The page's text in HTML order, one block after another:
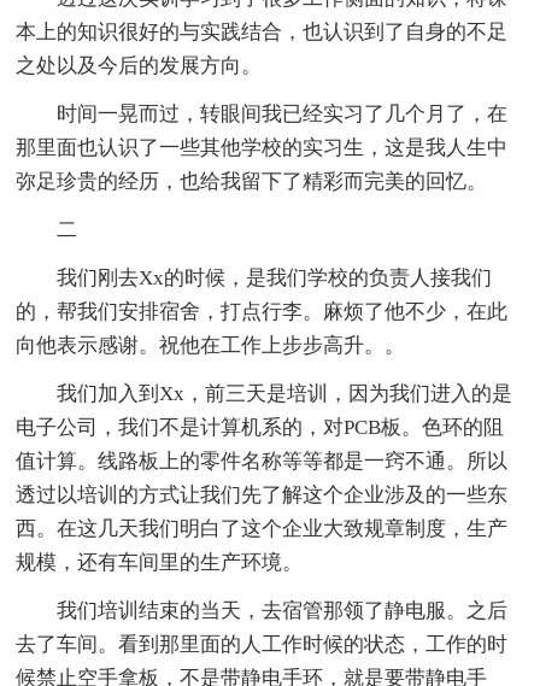
本上的知识很好的与实践结合，也认识到了自身的不足
之处以及今后的发展方向。
时间一晃而过，转眼间我已经实习了几个月了，在
那里面也认识了一些其他学校的实习生，这是我人生中
弥足珍贵的经历，也给我留下了精彩而完美的回忆。
二
我们刚去Xx的时候，是我们学校的负责人接我们
的，帮我们安排宿舍，打点行李。麻烦了他不少，在此
向他表示感谢。祝他在工作上步步高升。。
我们加入到Xx，前三天是培训，因为我们进入的是
电子公司，我们不是计算机系的，对PCB板。色环的阻
值计算。线路板上的零件名称等等都是一窍不通。所以
透过以培训的方式让我们先了解这个企业涉及的一些东
西。在这几天我们明白了这个企业大致规章制度，生产
规模，还有车间里的生产环境。
我们培训结束的当天，去宿管那领了静电服。之后
去了车间。看到那里面的人工作时候的状态，工作的时
候禁止空手拿板，不是带静电手环，就是要带静电手